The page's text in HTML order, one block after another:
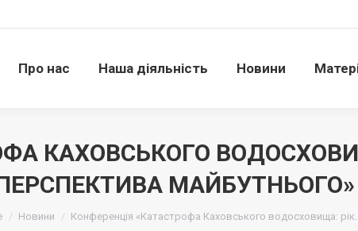
Про нас Наша діяльність Новини
КАХОВСЬКОГО
ПЕРСПЕКТИВА МАЙБУТНЬОГО»
Новини Конференція «Катастрофа Каховського водосховища:
Про нас Наша діяльність Новини